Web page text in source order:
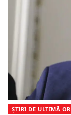
ȘTIRI DE ULTIMĂ